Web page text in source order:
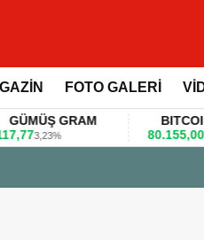
FOTO GALERİ
GRAM
3,23%
BITCOIN
80.155,000,36%
Firmalar gıda